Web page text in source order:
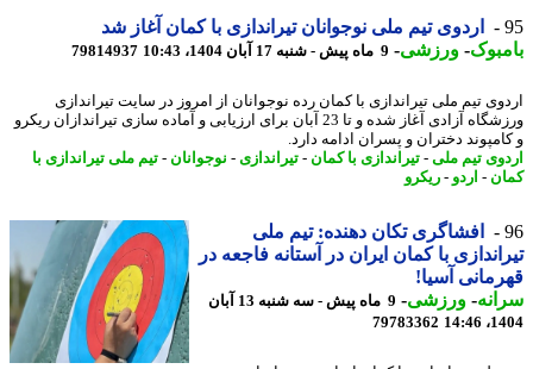
اردوی تیم ملی نوجوانان تیراندازی با کمان آغاز شد
-ورزشی-9 ماه پیش - شنبه 17 آبان 1404، 10:43 79814937
تیم ملی تیراندازی با کمان رده نوجوانان از امروز در سایت تیراندازی
ورزشگاه آزادی آغاز شده و تا 23 آبان برای ارزیابی و آماده سازی تیراندازان ریکرو
دختران و پسران ادامه دارد.
تیم ملی -تیراندازی با کمان-تیراندازی- نوجوانان-تیم ملی تیراندازی با
-اردو - ریکرو
افشاگری تکان دهنده: تیم ملی
با کمان ایران در آستانه فاجعه در
آسیا!
- ورزشی-
9 ماه پیش - سه شنبه 13 آبان
79783362